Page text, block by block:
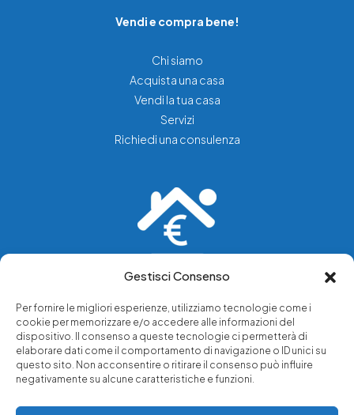
Gestisci Consenso
Per fornire le migliori esperienze, utilizziamo tecnologie come i
cookie per memorizzare e/o accedere alle informazioni del
dispositivo. Il consenso a queste tecnologie ci permetterà di
elaborare dati come il comportamento di navigazione o ID unici su
questo sito. Non acconsentire o ritirare il consenso può influire
negativamente su alcune caratteristiche e funzioni.
Vendi e compra bene!
Chi siamo
Acquista una casa
Vendi la tua casa
Servizi
Richiedi una consulenza
Chi siamo
Servizi di tutela legale
Notizie e approfondimenti